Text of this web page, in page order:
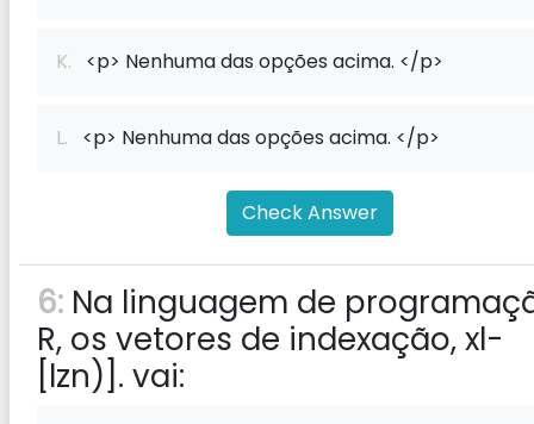
K. <p> Nenhuma das opções acima. </p>
L. <p> Nenhuma das opções acima. </p>
Check Answer
6: Na linguagem de
R, os vetores de indexação, xl-
[lzn)]. vai: